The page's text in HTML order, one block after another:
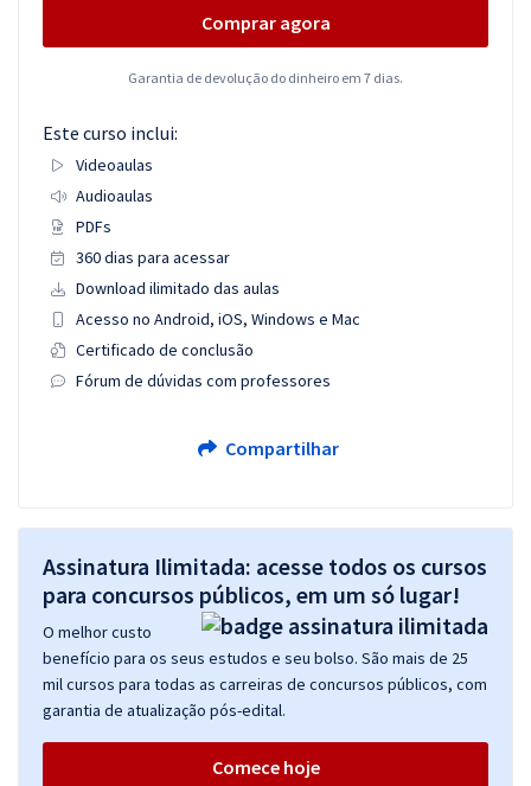
Comprar agora
Garantia de devolução do dinheiro em 7 dias.
Este curso inclui:
Videoaulas
Audioaulas
PDFs
360 dias para acessar
Download ilimitado das aulas
Acesso no Android, iOS, Windows e Mac
Certificado de conclusão
Fórum de dúvidas com professores
Compartilhar
Assinatura Ilimitada: acesse todos os cursos
para concursos públicos, em um só lugar!
O melhor custo
benefício para os seus estudos e seu bolso. São mais de 25
mil cursos para todas as carreiras de concursos públicos, com
garantia de atualização pós-edital.
Comece hoje